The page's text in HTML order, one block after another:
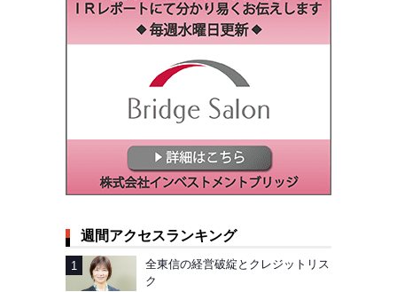
週間アクセスランキング
全東信の経営破綻とクレジットリス
ク